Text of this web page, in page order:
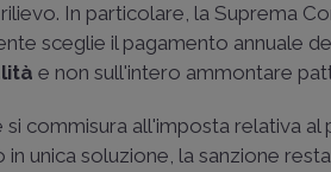
In particolare, la Suprema
sceglie il pagamento annuale
e non sull'intero ammontare
si commisura all'imposta relativa
in unica soluzione, la sanzione